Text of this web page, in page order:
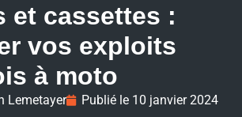
et cassettes :
vos exploits
à moto
Lemetayer Publié le 10 janvier 2024